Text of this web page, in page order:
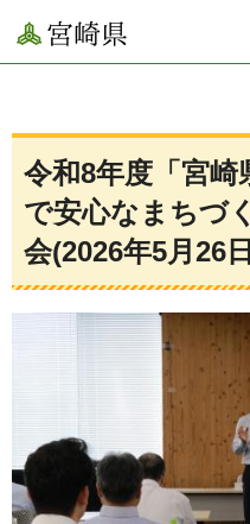
宮崎県
令和8年度「宮
で安心なまちづ
会(2026年5月26